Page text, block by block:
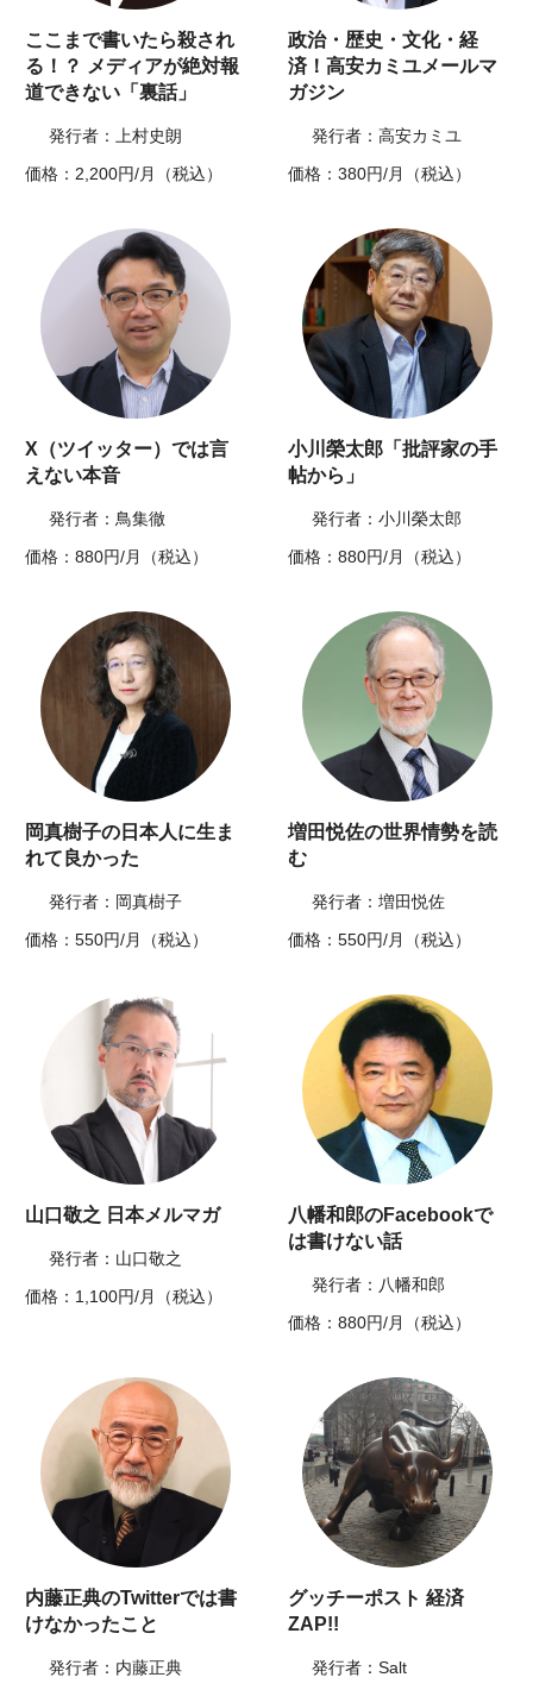
ここまで書いたら殺され
る！？ メディアが絶対報
道できない「裏話」
発行者：上村史朗
価格：2,200円/月（税込）
政治・歴史・文化・経
済！高安カミユメールマ
ガジン
発行者：高安カミユ
価格：380円/月（税込）
X（ツイッター）では言
えない本音
発行者：鳥集徹
価格：880円/月（税込）
小川榮太郎「批評家の手
帖から」
発行者：小川榮太郎
価格：880円/月（税込）
岡真樹子の日本人に生ま
れて良かった
発行者：岡真樹子
価格：550円/月（税込）
増田悦佐の世界情勢を読
む
発行者：増田悦佐
価格：550円/月（税込）
山口敬之 日本メルマガ
発行者：山口敬之
価格：1,100円/月（税込）
八幡和郎のFacebookで
は書けない話
発行者：八幡和郎
価格：880円/月（税込）
内藤正典のTwitterでは書
けなかったこと
発行者：内藤正典
グッチーポスト 経済
ZAP!!
発行者：Salt